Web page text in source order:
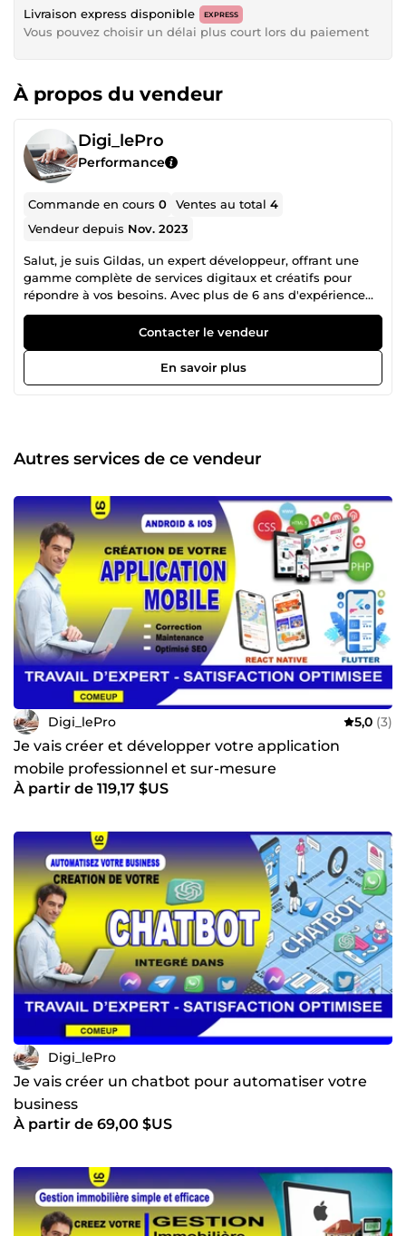
Livraison express disponible EXPRESS
Vous pouvez choisir un délai plus court lors du paiement
À propos du vendeur
Digi_lePro
Performance
Commande en cours0 Ventes au total4
Vendeur depuis Nov. 2023
Salut, je suis Gildas, un expert développeur, offrant une
gamme complète de services digitaux et créatifs pour
répondre à vos besoins. Avec plus de 6 ans d'expérience
en développement web et mobile, je vous propose des
solutions innovantes, notamment en intelligence
artificielle. En tant que développeur full stack, je crée des
sites web, des Chatbots pour Facebook Messenger,
WhatsApp, Télégram et des applications mobiles sur
stratégie intégrée, la gestion de projet efficace et la
créativité sans limite, notamment la conception des logos
images et le montage photo images. Collaborons
ensemble pour dépasser vos attentes et concrétiser vos
projets créatifs et digitaux. Contactez-moi dès aujourd'hui
pour donner vie à votre vision. Digi_le Pro - Votre
partenaire unique pour toutes vos aspirations créatives et
digitales.
Contacter le vendeur
En savoir plus
Autres services de ce vendeur
Digi_lePro 5,0 (3)
Je vais créer et développer votre application
mobile professionnel et sur-mesure
À partir de 119,17 $US
Digi_lePro
Je vais créer un chatbot pour automatiser votre
business
À partir de 69,00 $US